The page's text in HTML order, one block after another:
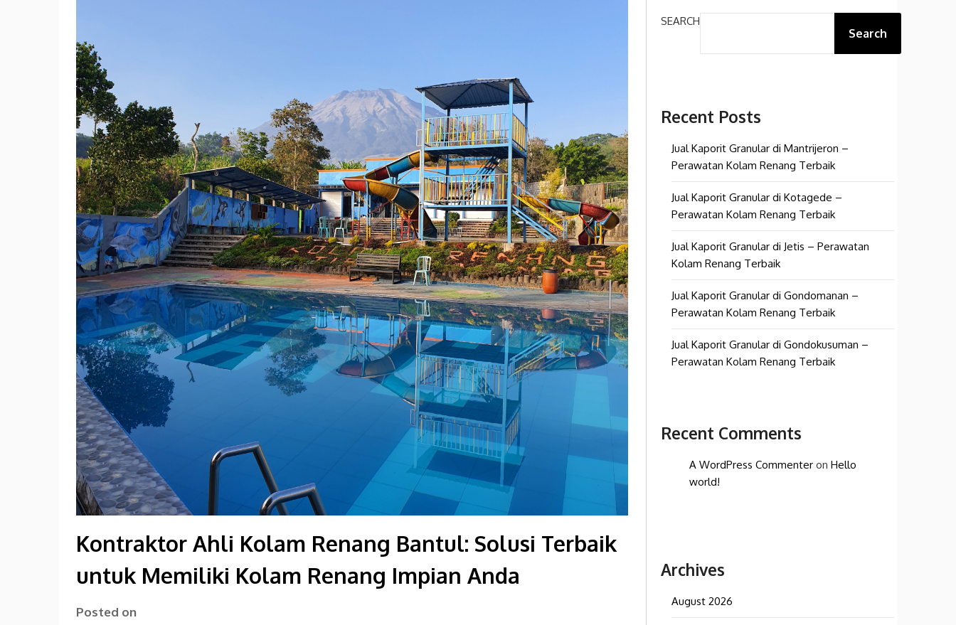
Kontraktor Ahli Kolam Renang Bantul: Solusi Terbaik
untuk Memiliki Kolam Renang Impian Anda
Posted on
SEARCH
Search
Recent Posts
Jual Kaporit Granular di Mantrijeron –
Perawatan Kolam Renang Terbaik
Jual Kaporit Granular di Kotagede –
Perawatan Kolam Renang Terbaik
Jual Kaporit Granular di Jetis – Perawatan
Kolam Renang Terbaik
Jual Kaporit Granular di Gondomanan –
Perawatan Kolam Renang Terbaik
Jual Kaporit Granular di Gondokusuman –
Perawatan Kolam Renang Terbaik
Recent Comments
A WordPress Commenter on Hello
world!
Archives
August 2026